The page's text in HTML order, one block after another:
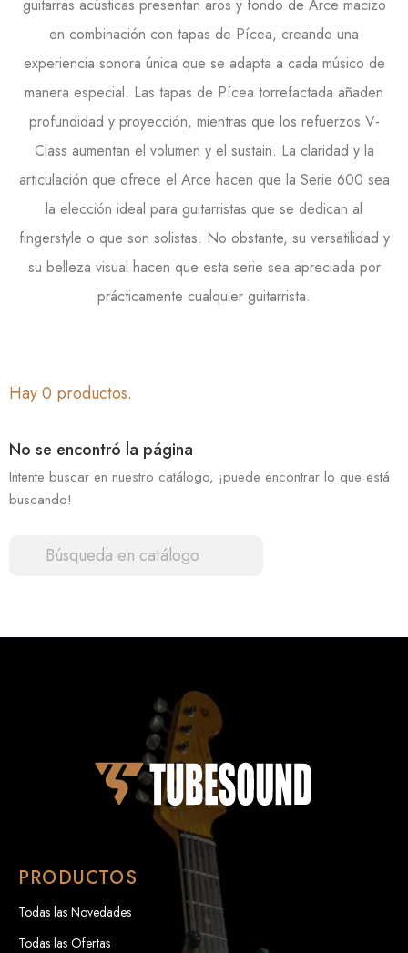
guitarras acústicas presentan aros y fondo de Arce macizo
en combinación con tapas de Pícea, creando una
experiencia sonora única que se adapta a cada músico de
manera especial. Las tapas de Pícea torrefactada añaden
profundidad y proyección, mientras que los refuerzos V-
Class aumentan el volumen y el sustain. La claridad y la
articulación que ofrece el Arce hacen que la Serie 600 sea
la elección ideal para guitarristas que se dedican al
fingerstyle o que son solistas. No obstante, su versatilidad y
su belleza visual hacen que esta serie sea apreciada por
prácticamente cualquier guitarrista.
Hay 0 productos.
No se encontró la página
Intente buscar en nuestro catálogo, ¡puede encontrar lo que está
buscando!
PRODUCTOS
Todas las Novedades
Todas las Ofertas